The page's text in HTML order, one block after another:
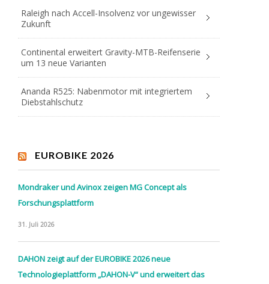
Raleigh nach Accell-Insolvenz vor ungewisser
Zukunft
Continental erweitert Gravity-MTB-Reifenserie
um 13 neue Varianten
Ananda R525: Nabenmotor mit integriertem
Diebstahlschutz
EUROBIKE 2026
Mondraker und Avinox zeigen MG Concept als
Forschungsplattform
31. Juli 2026
DAHON zeigt auf der EUROBIKE 2026 neue
Technologieplattform „DAHON-V“ und erweitert das